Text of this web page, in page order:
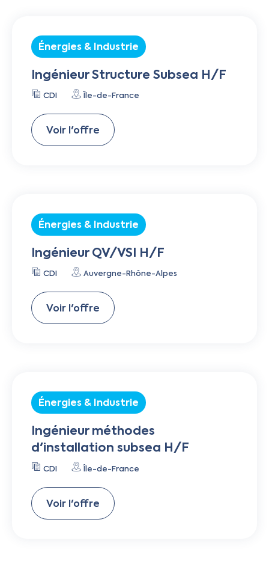
Énergies & Industrie
Ingénieur Structure Subsea H/F
CDI Île-de-France
Voir l'offre
Énergies & Industrie
Ingénieur QV/VSI H/F
CDI Auvergne-Rhône-Alpes
Voir l'offre
Énergies & Industrie
Ingénieur méthodes
d'installation subsea H/F
CDI Île-de-France
Voir l'offre